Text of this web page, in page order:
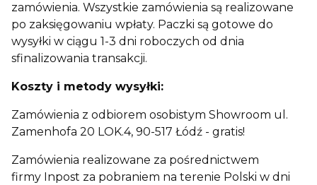
zamówienia. Wszystkie zamówienia są realizowane
po zaksięgowaniu wpłaty. Paczki są gotowe do
wysyłki w ciągu 1-3 dni roboczych od dnia
sfinalizowania transakcji.
Koszty i metody wysyłki:
Zamówienia z odbiorem osobistym Showroom ul.
Zamenhofa 20 LOK.4, 90-517 Łódź - gratis!
Zamówienia realizowane za pośrednictwem
firmy Inpost za pobraniem na terenie Polski w dni